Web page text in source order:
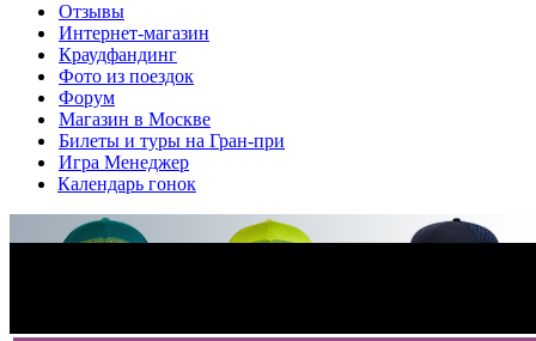
Отзывы
Интернет-магазин
Краудфандинг
Фото из поездок
Форум
Магазин в Москве
Билеты и туры на Гран-при
Игра Менеджер
Календарь гонок